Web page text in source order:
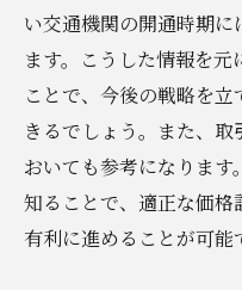
信頼できる査
最良の条件を引き
テップ
売却プロセス
交渉を有利に
売主として知
契約締結まで
い交通機関の開通時期に
ます。こうした情報を
ことで、今後の戦略を
きるでしょう。また、
おいても参考になりま
知ることで、適正な価
有利に進めることが可能